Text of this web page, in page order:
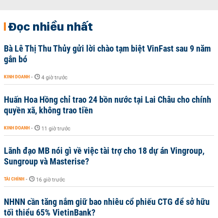
Đọc nhiều nhất
Bà Lê Thị Thu Thủy gửi lời chào tạm biệt VinFast sau 9 năm
gắn bó
KINH DOANH - 4 giờ trước
Huấn Hoa Hồng chỉ trao 24 bồn nước tại Lai Châu cho chính
quyền xã, không trao tiền
KINH DOANH - 11 giờ trước
Lãnh đạo MB nói gì về việc tài trợ cho 18 dự án Vingroup,
Sungroup và Masterise?
TÀI CHÍNH - 16 giờ trước
NHNN cần tăng nắm giữ bao nhiêu cổ phiếu CTG để sở hữu
tối thiểu 65% VietinBank?